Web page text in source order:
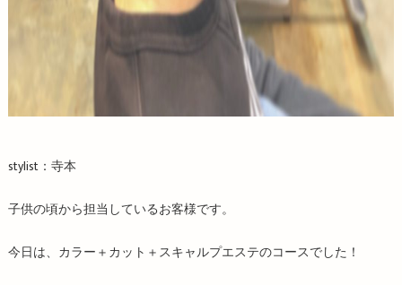
stylist：寺本
子供の頃から担当しているお客様です。
今日は、カラー＋カット＋スキャルプエステのコースでした！